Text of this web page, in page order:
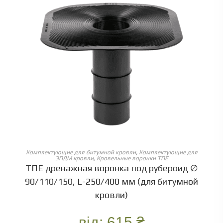
ОБЕРІТЬ ОПЦІЇ
Комплектующие для битумной кровли, Комплектующие для
ЭПДМ кровли, Кровельные воронки ТПЕ
ТПЕ дренажная воронка под рубероид ∅
90/110/150, L-250/400 мм (для битумной
кровли)